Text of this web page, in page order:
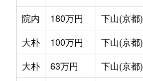
院内
180万円 下山(京都)
大朴
100万円 下山(京都)
大朴
63万円 下山(京都)